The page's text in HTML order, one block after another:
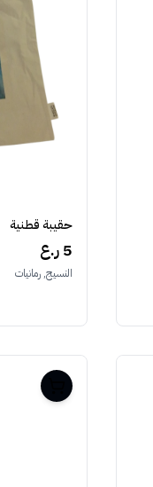
حقيبة قطنية
5 ر.ع
النسيج, رمانيات